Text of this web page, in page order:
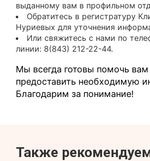
выданному вам в профильном
Обратитесь в регистратуру
Нуриевых для уточнения
Или свяжитесь с нами по
линии: 8(843) 212-22-44.
Мы всегда готовы помочь вам
предоставить необходимую
Благодарим за понимание!
Также